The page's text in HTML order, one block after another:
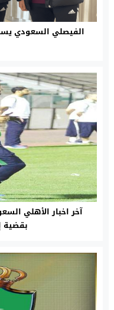
الفيصلي السعودي
آخر اخبار الأهلي
بقضية